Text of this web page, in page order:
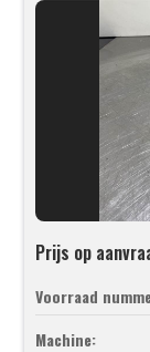
Prijs op
Voorraad
Machine: